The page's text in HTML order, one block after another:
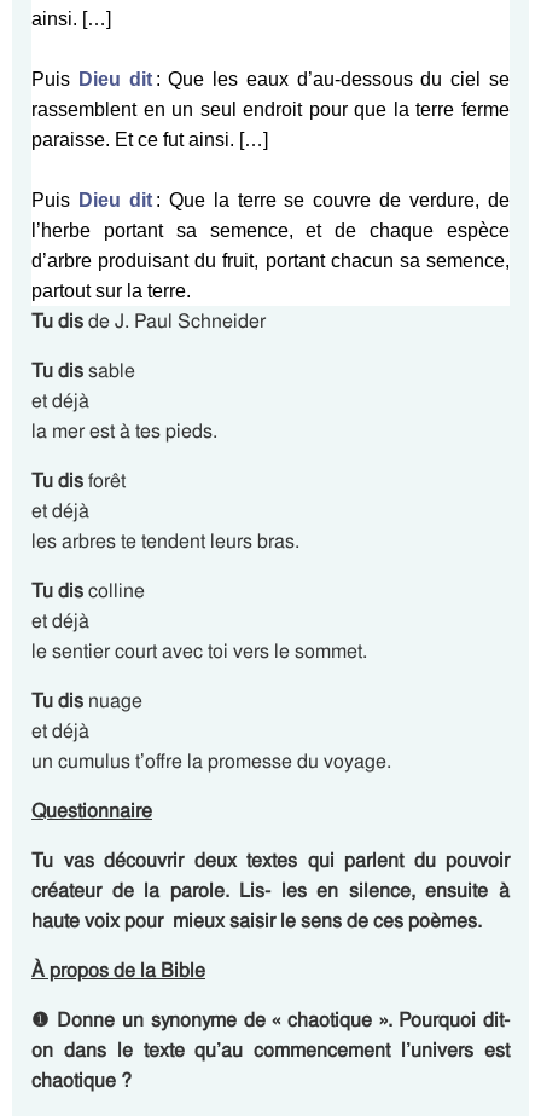
ainsi. […]
Puis Dieu dit : Que les eaux d’au-dessous du ciel se
rassemblent en un seul endroit pour que la terre ferme
paraisse. Et ce fut ainsi. […]
Puis Dieu dit : Que la terre se couvre de verdure, de
l’herbe portant sa semence, et de chaque espèce
d’arbre produisant du fruit, portant chacun sa semence,
partout sur la terre.
Tu disde J. Paul Schneider
Tu dissable
et déjà
la mer est à tes pieds.
Tu disforêt
et déjà
les arbres te tendent leurs bras.
Tu discolline
et déjà
le sentier court avec toi vers le sommet.
Tu dis nuage
et déjà
un cumulus t’offre la promesse du voyage.
Questionnaire
Tu vas découvrir deux textes qui parlent du pouvoir
créateur de la parole. Lis- les en silence, ensuite à
haute voix pour mieux saisir le sens de ces poèmes.
À propos de la Bible
❶ Donne un synonyme de « chaotique ». Pourquoi dit-
on dans le texte qu’au commencement l’univers est
chaotique ?